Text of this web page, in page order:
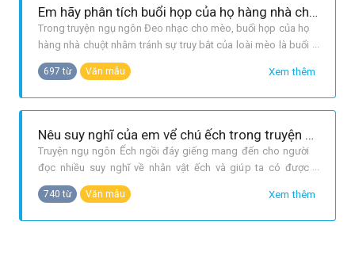
Em hãy phân tích buổi họp của họ hàng nhà chuột nhằm tránh sự truy bắt của loài mèo trong truyện ngụ ngôn Đeo nhạc cho mèo.
Trong truyện ngụ ngôn Đeo nhạc cho mèo, buổi họp của họ
hàng nhà chuột nhằm tránh sự truy bắt của loài mèo là buổi
họp giàu ý nghĩa biểu trưng. Tham gia buổi họp ấy có đầy
đủ các tầng lớp trong họ hàng nhà Chuột. Có thể coi đó như
bề trên,
Xem thêm
697 từ Văn mẫu
Nêu suy nghĩ của em vể chú ếch trong truyện ngụ ngôn Ếch ngồi đáy giếng. Từ câu chuyện này em rút ra bài học gì?
Truyện ngụ ngôn Ếch ngồi đáy giếng mang đến cho người
đọc nhiều suy nghĩ về nhân vật ếch và giúp ta có được
những bài học bổ ích. Chú ếch trong câu chuyện nghĩ bầu
trời chỉ bé như một cái vung vì nó sống ở đáy giếng đã lâu
ngày, xưa nay chưa từng ra khỏi miệng giếng. Các con vật
Xem thêm
740 từ Văn mẫu